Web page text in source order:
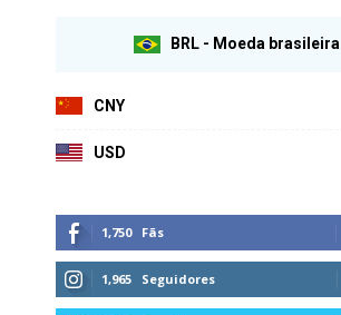
BRL - Moeda brasileira
CNY
USD
1,750 Fãs
1,965 Seguidores